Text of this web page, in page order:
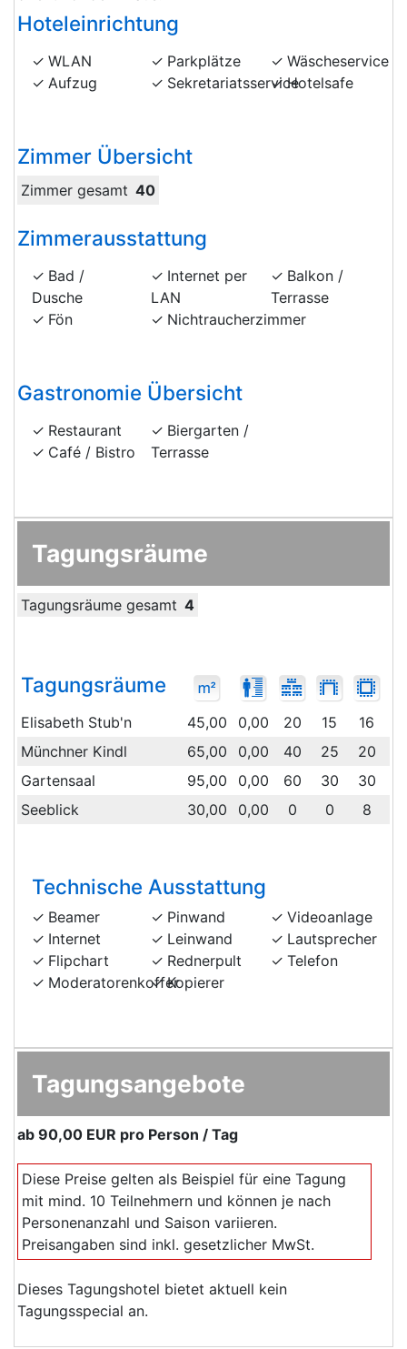
Hoteleinrichtung
WLAN
Aufzug
Parkplätze
Sekretariatsservice
Wäscheservice
Hotelsafe
Zimmer Übersicht
Zimmer gesamt 40
Zimmerausstattung
Bad /
Dusche
Fön
Internet per
LAN
Nichtraucherzimmer
Balkon /
Terrasse
Gastronomie Übersicht
Restaurant
Café / Bistro
Biergarten /
Terrasse
Tagungsräume
Tagungsräume gesamt 4
Tagungsräume
Elisabeth Stub'n 45,00 0,00 20 15 16
Münchner Kindl
65,00 0,00 40 25 20
Gartensaal
95,00 0,00 60 30 30
Seeblick
30,00 0,00 0 0 8
Technische Ausstattung
Beamer
Internet
Flipchart
Moderatorenkoffer
Pinwand
Leinwand
Rednerpult
Kopierer
Videoanlage
Lautsprecher
Telefon
Tagungsangebote
ab 90,00 EUR pro Person / Tag
Diese Preise gelten als Beispiel für eine Tagung
mit mind. 10 Teilnehmern und können je nach
Personenanzahl und Saison variieren.
Preisangaben sind inkl. gesetzlicher MwSt.
Dieses Tagungshotel bietet aktuell kein
Tagungsspecial an.